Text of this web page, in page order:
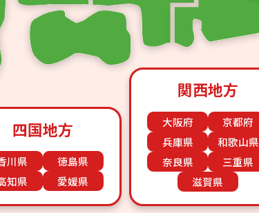
関西地方
大阪府
京都府
兵庫県
和歌山県
奈良県
三重県
滋賀県
四国地方
川県
徳島県
知県
愛媛県